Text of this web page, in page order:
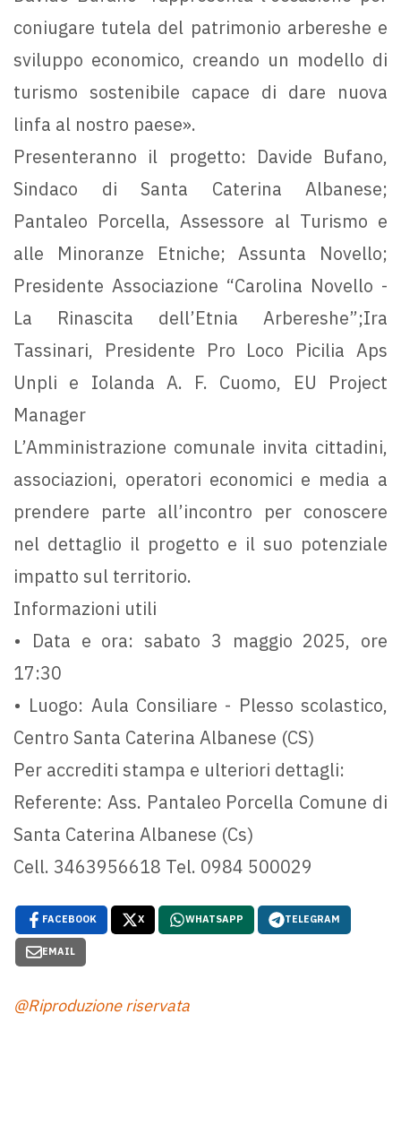
coniugare tutela del patrimonio arbereshe e
sviluppo economico, creando un modello di
turismo sostenibile capace di dare nuova
linfa al nostro paese».
Presenteranno il progetto: Davide Bufano,
Sindaco di Santa Caterina Albanese;
Pantaleo Porcella, Assessore al Turismo e
alle Minoranze Etniche; Assunta Novello;
Presidente Associazione “Carolina Novello -
La Rinascita dell’Etnia Arbereshe”;Ira
Tassinari, Presidente Pro Loco Picilia Aps
Unpli e Iolanda A. F. Cuomo, EU Project
Manager
L’Amministrazione comunale invita cittadini,
associazioni, operatori economici e media a
prendere parte all’incontro per conoscere
nel dettaglio il progetto e il suo potenziale
impatto sul territorio.
Informazioni utili
• Data e ora: sabato 3 maggio 2025, ore
17:30
• Luogo: Aula Consiliare - Plesso scolastico,
Centro Santa Caterina Albanese (CS)
Per accrediti stampa e ulteriori dettagli:
Referente: Ass. Pantaleo Porcella Comune di
Santa Caterina Albanese (Cs)
Cell. 3463956618 Tel. 0984 500029
FACEBOOK X WHATSAPP TELEGRAM
EMAIL
@Riproduzione riservata